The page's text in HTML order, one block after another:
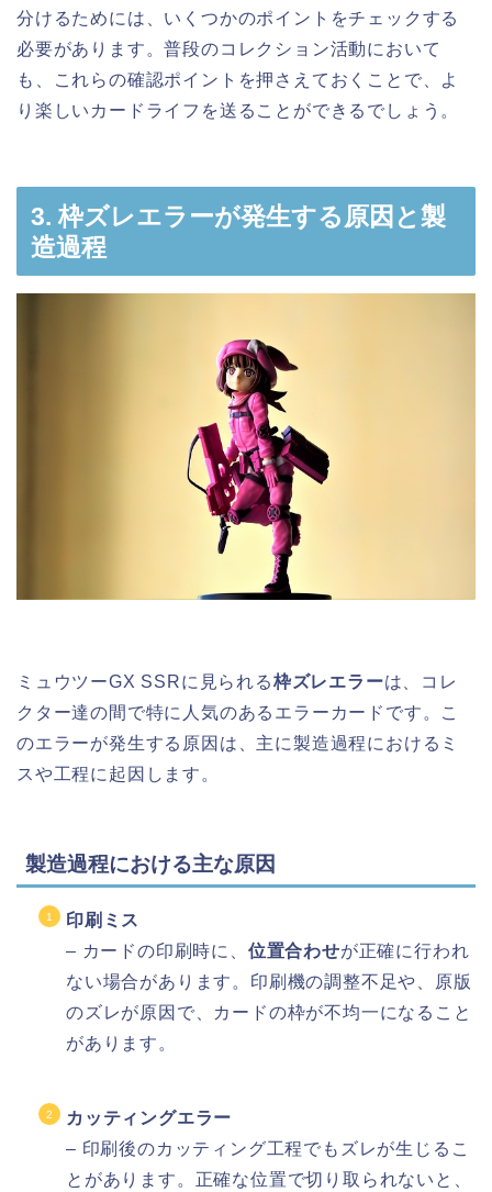
分けるためには、いくつかのポイントをチェックする
必要があります。普段のコレクション活動において
も、これらの確認ポイントを押さえておくことで、よ
り楽しいカードライフを送ることができるでしょう。
3. 枠ズレエラーが発生する原因と製
造過程
ミュウツーGX SSRに見られる枠ズレエラーは、コレ
クター達の間で特に人気のあるエラーカードです。こ
のエラーが発生する原因は、主に製造過程におけるミ
スや工程に起因します。
製造過程における主な原因
印刷ミス
– カードの印刷時に、 位置合わせが正確に行われ
ない場合があります。印刷機の調整不足や、原版
のズレが原因で、カードの枠が不均一になること
があります。
カッティングエラー
– 印刷後のカッティング工程でもズレが生じるこ
とがあります。正確な位置で切り取られないと、